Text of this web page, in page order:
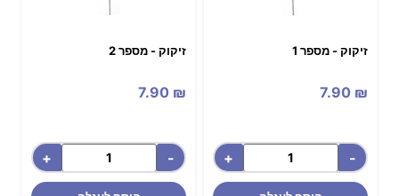
זיקוק - מספר 1
7.90 ₪
-
+
זיקוק - מספר 2
7.90 ₪
-
+